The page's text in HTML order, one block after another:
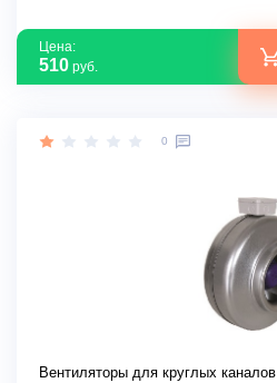
Цена:
510 руб.
0
Вентиляторы для круглых каналов